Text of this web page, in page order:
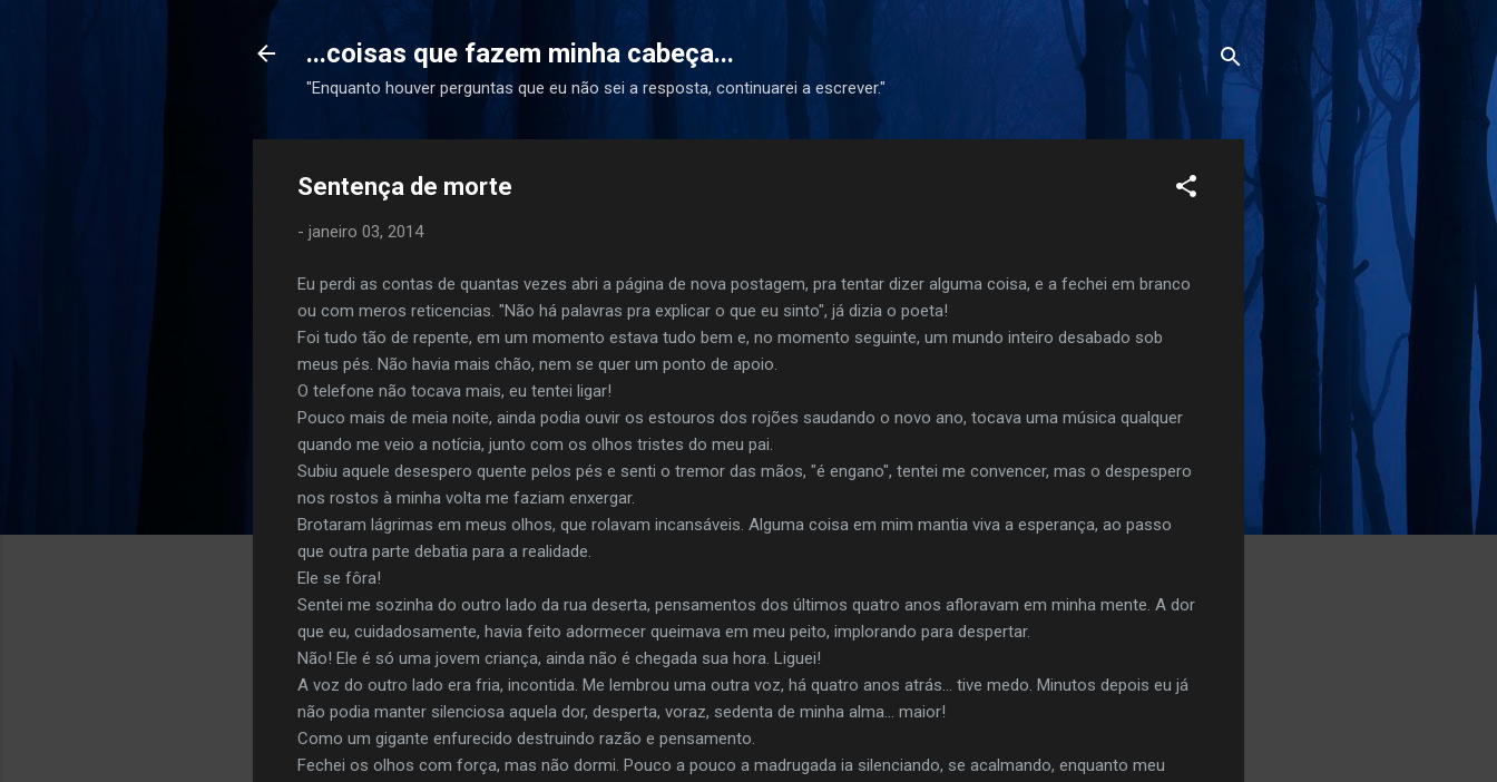
...coisas que fazem minha cabeça...
"Enquanto houver perguntas que eu não sei a resposta, continuarei a escrever."
Sentença de morte
- janeiro 03, 2014
Eu perdi as contas de quantas vezes abri a página de nova postagem, pra tentar dizer alguma coisa, e a fechei em branco
ou com meros reticencias. "Não há palavras pra explicar o que eu sinto", já dizia o poeta!
Foi tudo tão de repente, em um momento estava tudo bem e, no momento seguinte, um mundo inteiro desabado sob
meus pés. Não havia mais chão, nem se quer um ponto de apoio.
O telefone não tocava mais, eu tentei ligar!
Pouco mais de meia noite, ainda podia ouvir os estouros dos rojões saudando o novo ano, tocava uma música qualquer
quando me veio a notícia, junto com os olhos tristes do meu pai.
Subiu aquele desespero quente pelos pés e senti o tremor das mãos, "é engano", tentei me convencer, mas o despespero
nos rostos à minha volta me faziam enxergar.
Brotaram lágrimas em meus olhos, que rolavam incansáveis. Alguma coisa em mim mantia viva a esperança, ao passo
que outra parte debatia para a realidade.
Ele se fôra!
Sentei me sozinha do outro lado da rua deserta, pensamentos dos últimos quatro anos afloravam em minha mente. A dor
que eu, cuidadosamente, havia feito adormecer queimava em meu peito, implorando para despertar.
Não! Ele é só uma jovem criança, ainda não é chegada sua hora. Liguei!
A voz do outro lado era fria, incontida. Me lembrou uma outra voz, há quatro anos atrás... tive medo. Minutos depois eu já
não podia manter silenciosa aquela dor, desperta, voraz, sedenta de minha alma... maior!
Como um gigante enfurecido destruindo razão e pensamento.
Fechei os olhos com força, mas não dormi. Pouco a pouco a madrugada ia silenciando, se acalmando, enquanto meu